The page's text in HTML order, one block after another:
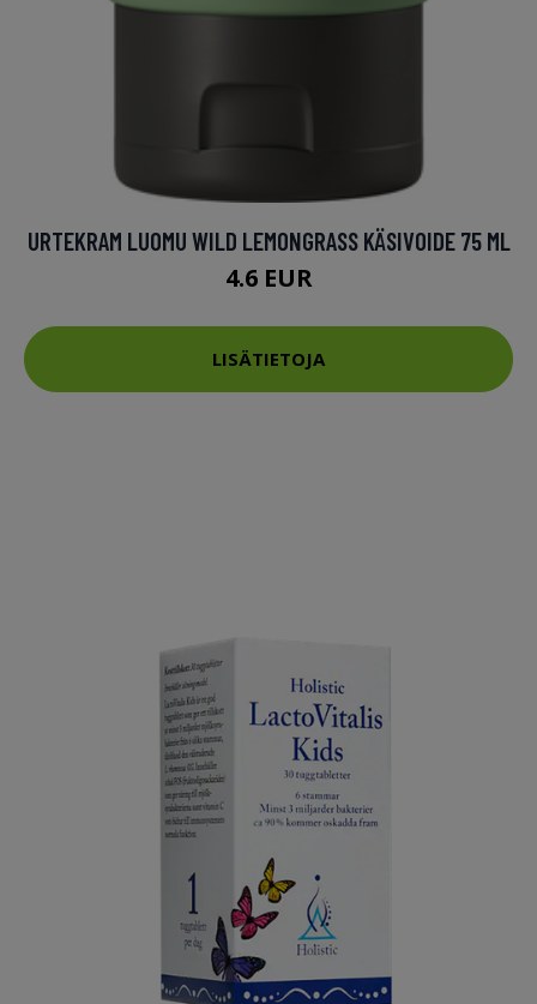
URTEKRAM LUOMU WILD LEMONGRASS KÄSIVOIDE 75 ML
4.6 EUR
LISÄTIETOJA